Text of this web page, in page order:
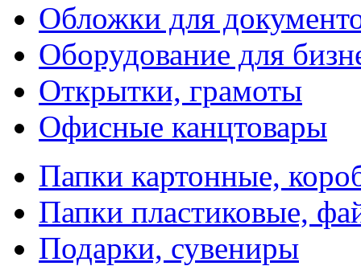
Обложки для
Оборудование для
Открытки, грамоты
Офисные канцтовары
Папки картонные,
Папки пластиковые,
Подарки, сувениры